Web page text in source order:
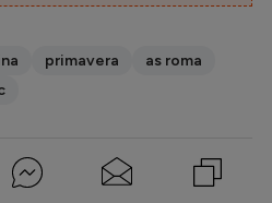
primavera
as roma